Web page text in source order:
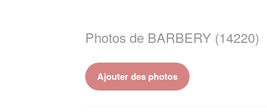
Photos de BARBERY (14220)
Ajouter des photos